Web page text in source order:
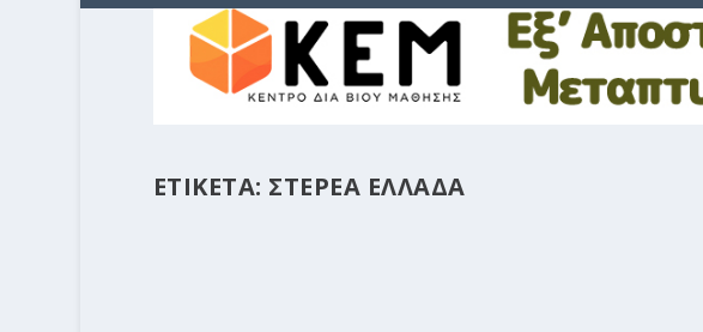
ΕΤΙΚΕΤΑ: ΣΤΕΡΕΑ ΕΛΛΑΔΑ